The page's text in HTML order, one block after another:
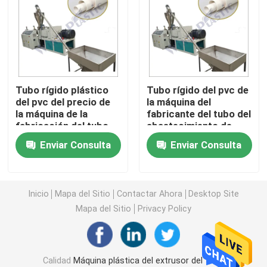
Máquina del extrusor del tubo del PVC
Cadena de producción del tubo de PPR
Máquina del extrusor del tubo del PE
Máquina acanalada del extrusor del tubo
Los PP atan con correa la cadena de producción
Máquina plástica del extrusor de hoja
Tubo rígido plástico
del pvc del precio de
la máquina de la
fabricación del tubo
del PVC que hace la
máquinaEnviar Consulta
Tubo rígido del pvc de
la máquina del
fabricante del tubo del
abastecimiento de
agua del PVC del tubo
que hace la máquina
Enviar Consulta
Inicio Mapa del Sitio Contactar Ahora
Desktop Site
Mapa del Sitio
Privacy Policy
Calidad Máquina plástica del extrusor del tubo